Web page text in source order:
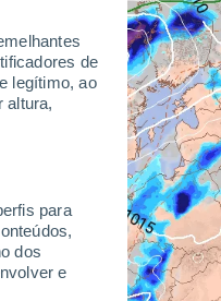
de
legítimo, ao
altura,
para
dos
e